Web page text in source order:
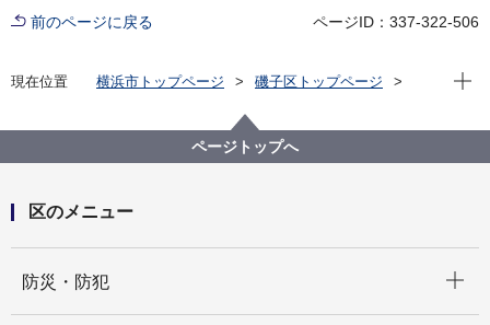
前のページに戻る ページID：337-322-506
現在位置 横浜市トップページ
磯子区トップページ
土木事務所の仕事
現在
ページトップへ
区のメニュー
防災・防犯